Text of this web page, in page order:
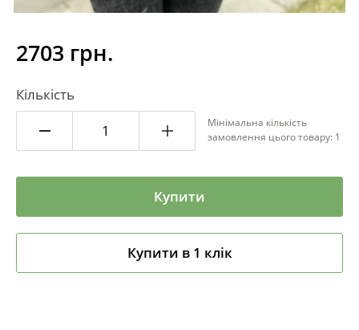
2703 грн.
Кількість
Мінімальна кількість
замовлення цього товару: 1
Купити
Купити в 1 клік